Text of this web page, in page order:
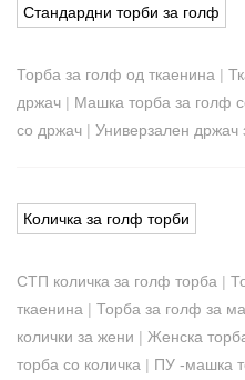
Стандардни торби за голф
Торба за голф од ткаенина |
држач | Машка торба за голф
со држач | Универзален држач
Количка за голф торби
СТП количка за голф торба |
ткаенина | Торба за голф за
колички за жени | Женска
торба со количка | ПУ -машка